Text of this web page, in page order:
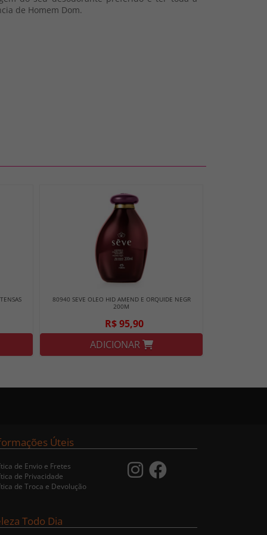
de Homem Dom.
80940 SEVE OLEO HID AMEND E ORQUIDE NEGR
200M
R$ 95,90
ADICIONAR
Úteis
de Envio e Fretes
de Privacidade
de Troca e Devolução
Todo Dia